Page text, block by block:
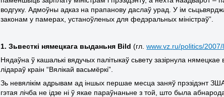
водгуку. Адмоўны адказ на прапанову даслаў урад. У ім
законам у памерах, устаноўленых для федэральных міністраў”.
1. Зьвесткі нямецкага выданьня Bild (гл .www.vz ru/politics/2007/
Нядаўна ў кашалькі вядучых палітыкаў сьвету зазірнула нямецкае
лідараў краін “Вялікай васьмёркі”.
Зь невялікім адрывам ад іншых першае месца заняў прэзідэнт
гэтая лічба не ідзе ні ў якае параўнаньне з той, што была